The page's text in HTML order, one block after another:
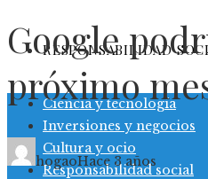
RESPONSABILIDAD
Ciencia y tecnología
Inversiones y negocios
Cultura y ocio
Responsabilidad social
Google
próximo
hogaoHace 3 años